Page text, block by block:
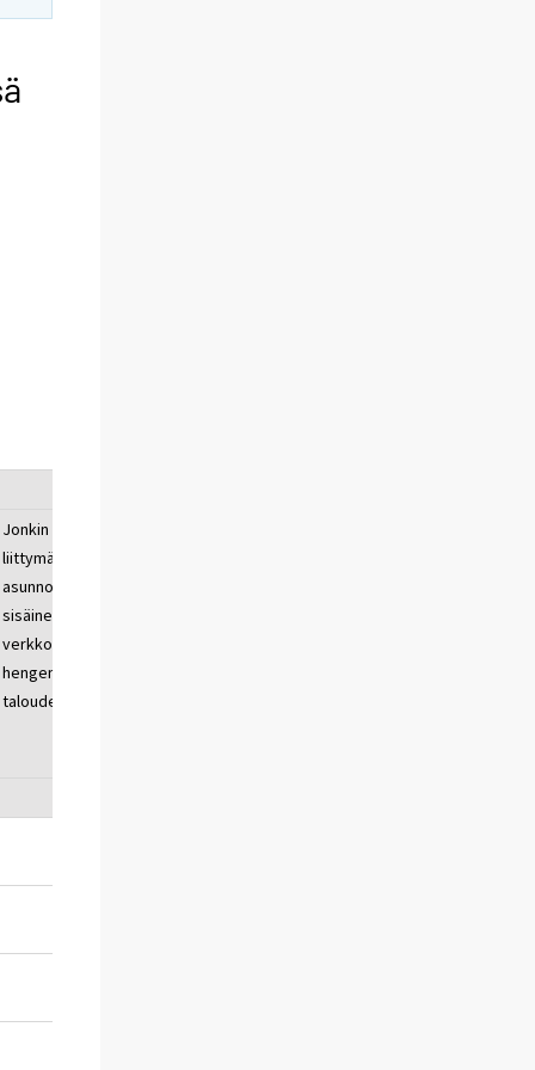
Jonkin muun
liittymän lisänä
asunnon
sisäinen WLAN-
verkko/kahden
hengen
taloudet